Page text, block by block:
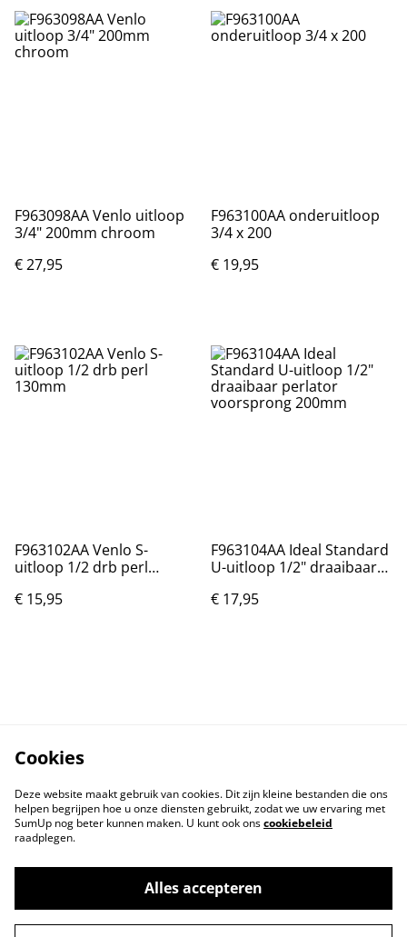
F963098AA Venlo uitloop
3/4" 200mm chroom
€ 27,95
F963100AA onderuitloop
3/4 x 200
€ 19,95
F963102AA Venlo S-
uitloop 1/2 drb perl
€ 15,95
F963104AA Ideal Standard
U-uitloop 1/2" draaibaar
200mm
€ 17,95
Neem contact met
ons op
Cookies
Deze website maakt gebruik van cookies. Dit zijn kleine bestanden die ons
helpen begrijpen hoe u onze diensten gebruikt, zodat we uw ervaring met
SumUp nog beter kunnen maken. U kunt ook onscookiebeleid
raadplegen.
Alles accepteren